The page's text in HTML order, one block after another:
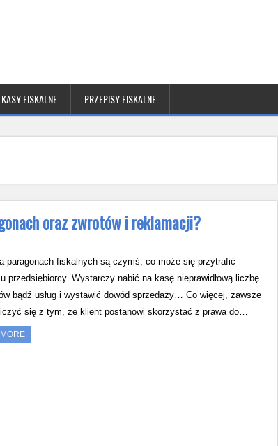
KASY FISKALNE PRZEPISY FISKALNE
oraz zwrotów i reklamacji?
paragonach fiskalnych są czymś, co może się przytrafić
przedsiębiorcy. Wystarczy nabić na kasę nieprawidłową liczbę
bądź usług i wystawić dowód sprzedaży… Co więcej, zawsze
się z tym, że klient postanowi skorzystać z prawa do…